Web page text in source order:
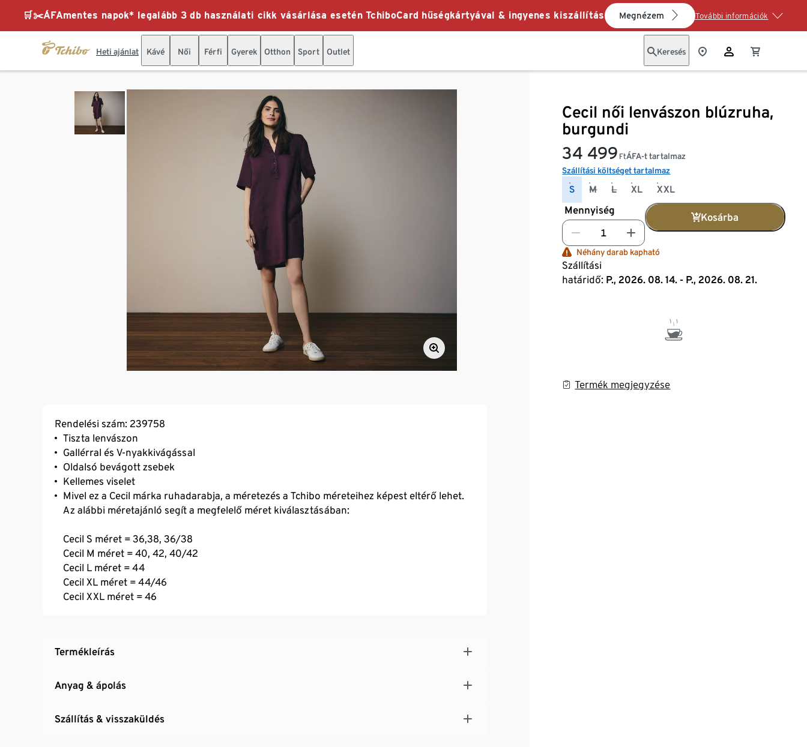
🛒✂️ÁFAmentes napok* legalább 3 db használati cikk vásárlása esetén TchiboCard hűségkártyával & ingyenes kiszállítás Megnézem További információk
Heti ajánlat Kávé Női Férfi Gyerek Otthon Sport Outlet Keresés
Cecil női lenvászon blúzruha,
burgundi
34 499 FtÁFA-t tartalmaz
Szállítási költséget tartalmaz
S M L XL XXL
Mennyiség
Kosárba
Néhány darab kapható
Szállítási
határidő: P., 2026. 08. 14. - P., 2026. 08. 21.
Termék megjegyzése
Rendelési szám: 239758
Tiszta lenvászon
Gallérral és V-nyakkivágással
Oldalsó bevágott zsebek
Kellemes viselet
Mivel ez a Cecil márka ruhadarabja, a méretezés a Tchibo méreteihez képest eltérő lehet.
Az alábbi méretajánló segít a megfelelő méret kiválasztásában:
Cecil S méret = 36,38, 36/38
Cecil M méret = 40, 42, 40/42
Cecil L méret = 44
Cecil XL méret = 44/46
Cecil XXL méret = 46
Termékleírás
Anyag & ápolás
Szállítás & visszaküldés